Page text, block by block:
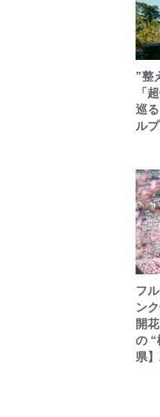
”整
「
巡
ル
フ
ン
開
の “
県